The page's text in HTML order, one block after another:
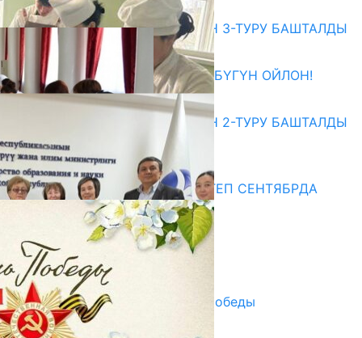
Абитуриент
ЖОЖДОРГО КАБЫЛ АЛУУНУН 3-ТУРУ БАШТАЛДЫ
27.07.2026
ӨЗҮҢДҮН КЕЛЕЧЕГИҢ ҮЧҮН БҮГҮН ОЙЛОН!
20.07.2026
ЖОЖДОРГО КАБЫЛ АЛУУНУН 2-ТУРУ БАШТАЛДЫ
20.07.2026
Медиа
СУЗАКТА 750 ОРУНДУУ МЕКТЕП СЕНТЯБРДА
ПАЙДАЛАНУУГА БЕРИЛЕТ
07.08.2025
Улуу Жеңиштин жандуу сөзү
29.04.2025
Награды в преддверии Дня Победы
29.04.2025